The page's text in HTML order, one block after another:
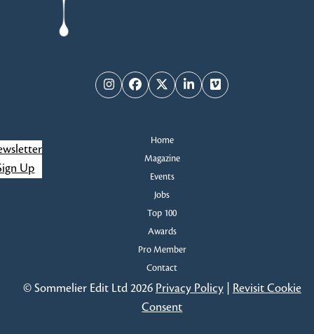
InstagramFacebook
TwitterLinkedInVimeo
Home
Magazine
Events
Jobs
Top 100
Awards
Pro Member
Contact
Up
© Sommelier Edit Ltd 2026 Privacy Policy| Revisit Cookie
Consent